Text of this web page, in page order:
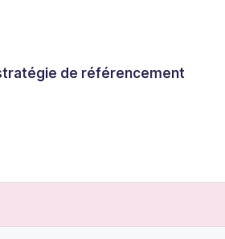
de référencement